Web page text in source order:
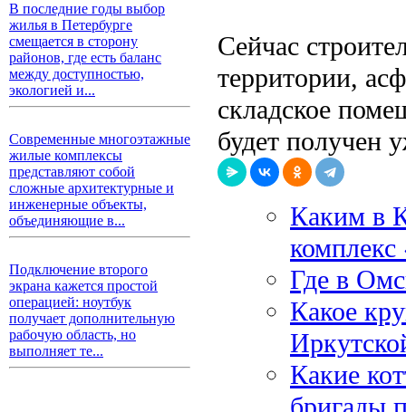
В последние годы выбор
жилья в Петербурге
смещается в сторону
районов, где есть баланс
между доступностью,
экологией и...
Современные многоэтажные
жилые комплексы
представляют собой
сложные архитектурные и
инженерные объекты,
объединяющие в...
Подключение второго
экрана кажется простой
операцией: ноутбук
получает дополнительную
рабочую область, но
выполняет те...
Сейчас
территории,
складское
будет получен
Каким в
Где в
Какое
Какие